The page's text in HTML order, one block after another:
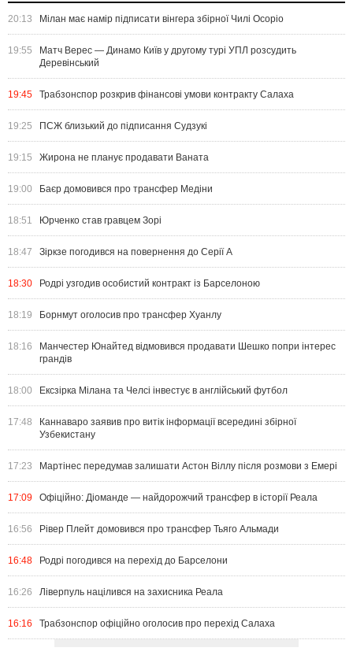
20:13 Мілан має намір підписати вінгера збірної Чилі Осоріо
19:55
Матч Верес — Динамо Київ у другому турі УПЛ розсудить
Деревінський
19:45 Трабзонспор розкрив фінансові умови контракту Салаха
19:25 ПСЖ близький до підписання Судзукі
19:15 Жирона не планує продавати Ваната
19:00 Баєр домовився про трансфер Медіни
18:51 Юрченко став гравцем Зорі
18:47 Зіркзе погодився на повернення до Серії А
18:30 Родрі узгодив особистий контракт із Барселоною
18:19 Борнмут оголосив про трансфер Хуанлу
18:16
Манчестер Юнайтед відмовився продавати Шешко попри інтерес
грандів
18:00 Ексзірка Мілана та Челсі інвестує в англійський футбол
17:48
Каннаваро заявив про витік інформації всередині збірної
Узбекистану
17:23 Мартінес передумав залишати Астон Віллу після розмови з Емері
17:09 Офіційно: Діоманде — найдорожчий трансфер в історії Реала
16:56 Рівер Плейт домовився про трансфер Тьяго Альмади
16:48 Родрі погодився на перехід до Барселони
16:26 Ліверпуль націлився на захисника Реала
16:16 Трабзонспор офіційно оголосив про перехід Салаха